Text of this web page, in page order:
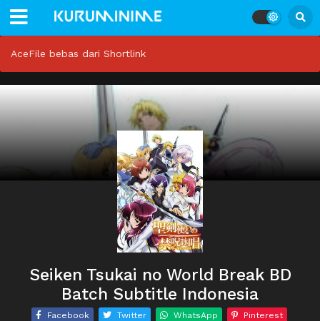
AceFile bebas dari Shortlink
Seiken Tsukai no World Break BD
Batch Subtitle Indonesia
Facebook Twitter WhatsApp Pinterest